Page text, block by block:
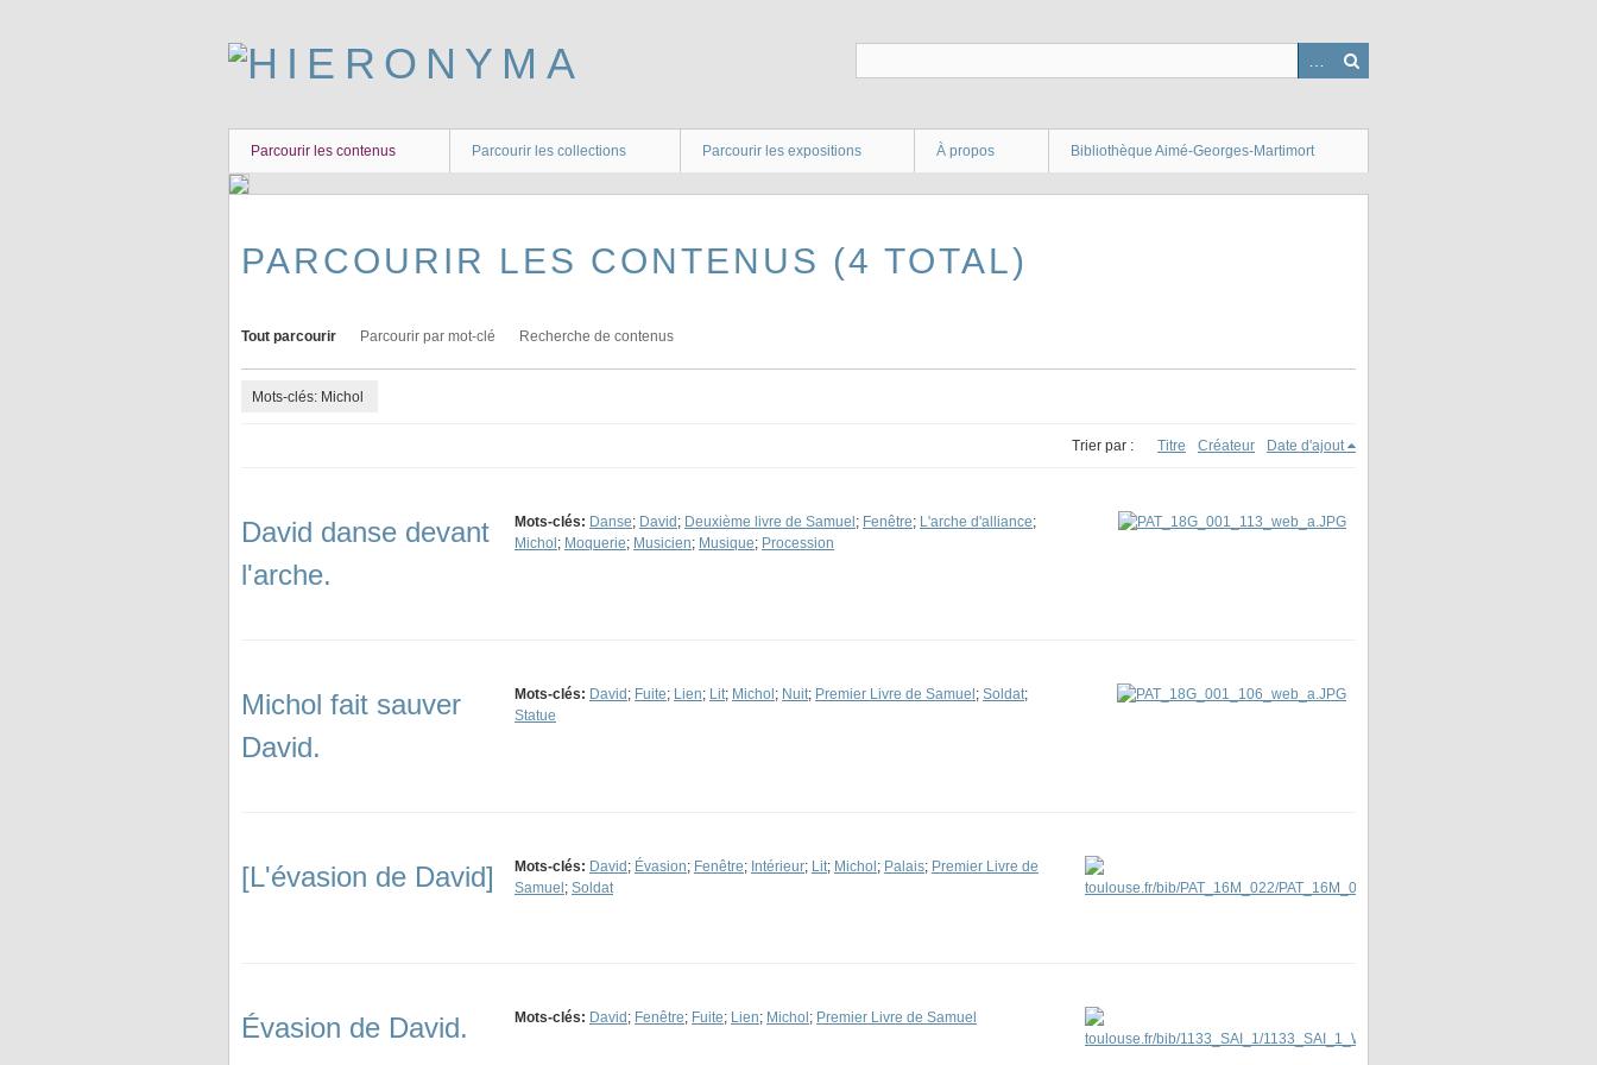
Parcourir les contenus Parcourir les collections Parcourir les expositions À propos Bibliothèque Aimé-Georges-Martimort
PARCOURIR LES CONTENUS (4 TOTAL)
Tout parcourir Parcourir par mot-clé Recherche de contenus
Mots-clés: Michol
Trier par : Titre Créateur Date d'ajout
David danse devant
l'arche.
Mots-clés: Danse; David ; Deuxième livre de Samuel ; Fenêtre; L'arche d'alliance;
Michol ; Moquerie; Musicien; Musique; Procession
Michol fait sauver
David.
Mots-clés: David ; Fuite; Lien; Lit; Michol ; Nuit; Premier Livre de Samuel ; Soldat;
Statue
[L'évasion de David] Mots-clés: David ; Évasion; Fenêtre; Intérieur; Lit; Michol ; Palais; Premier Livre de
Samuel ; Soldat
Évasion de David. Mots-clés: David ; Fenêtre; Fuite; Lien; Michol ; Premier Livre de Samuel